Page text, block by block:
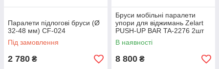
Паралети підлогові бруси (Ø
32-48 мм) CF-024
Під замовлення
2 780 ₴
Бруси мобільні паралети
упори для віджимань Zelart
PUSH-UP BAR TA-2276 2шт
37х33х33см чорний
В наявності
8 800 ₴